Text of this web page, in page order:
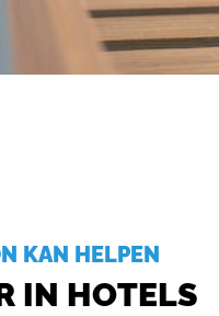
KAN HELPEN
IN HOTELS